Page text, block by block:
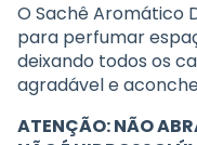
O Sachê Aromático
para perfumar
deixando todos os
agradável e
ATENÇÃO: NÃO